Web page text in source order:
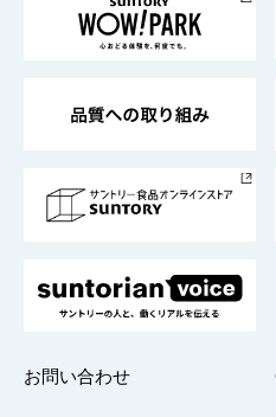
地域情報
サントリーサンバーズ大阪
サントリーが考えるサス
企業概要
採用情報
お問い合わせ